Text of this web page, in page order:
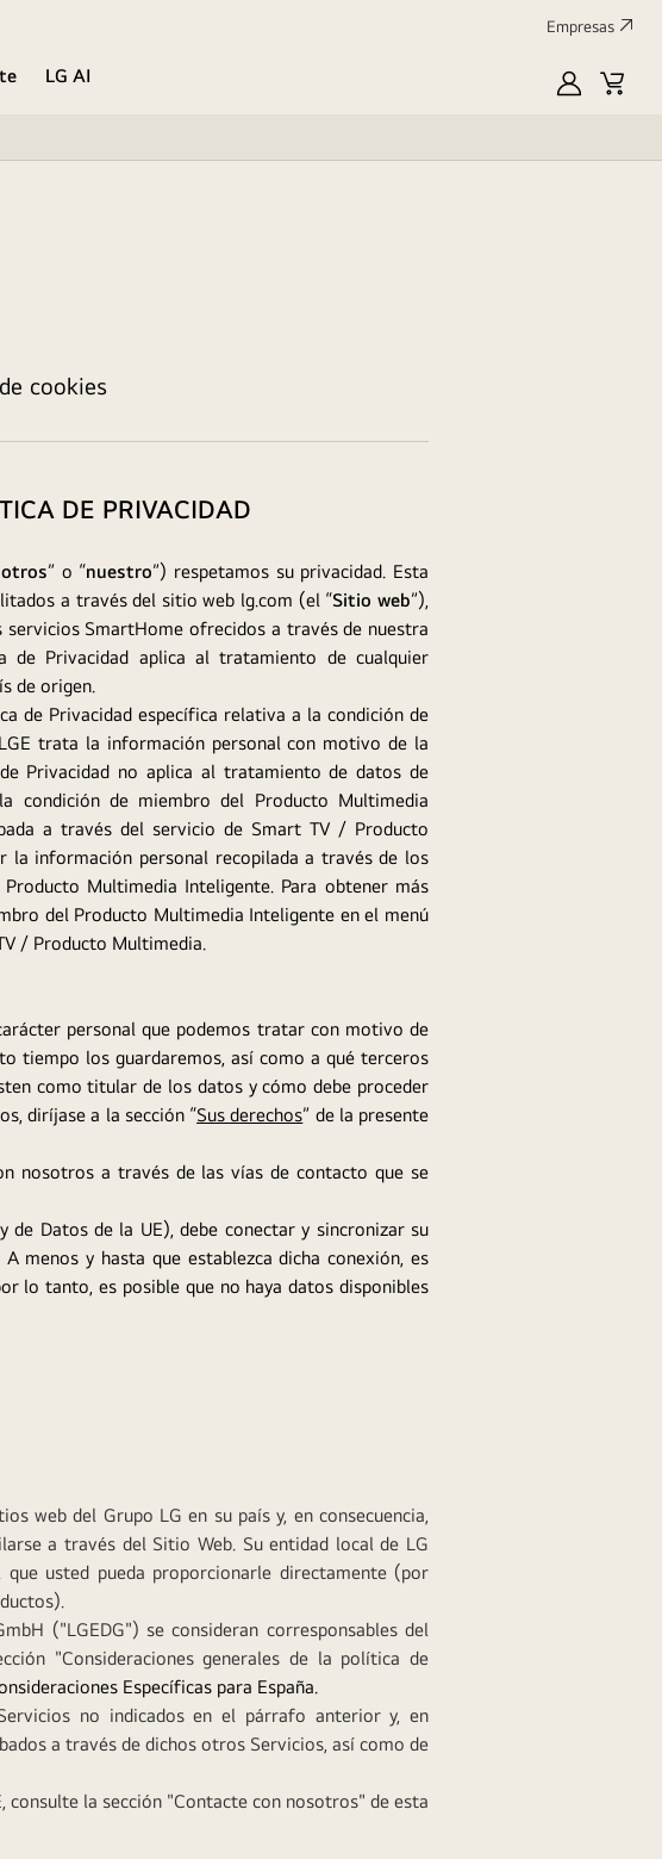
Empresas
LG AI
MyLG
cookies
DE PRIVACIDAD
” o “nuestro”) respetamos su privacidad. Esta
a través del sitio web lg.com (el “Sitio web”),
SmartHome ofrecidos a través de nuestra
de Privacidad aplica al tratamiento de cualquier
de origen.
de Privacidad específica relativa a la condición de
trata la información personal con motivo de la
Privacidad no aplica al tratamiento de datos de
condición de miembro del Producto Multimedia
a través del servicio de Smart TV / Producto
la información personal recopilada a través de los
Multimedia Inteligente. Para obtener más
del Producto Multimedia Inteligente en el menú
/ Producto Multimedia.
personal que podemos tratar con motivo de
tiempo los guardaremos, así como a qué terceros
como titular de los datos y cómo debe proceder
diríjase a la sección “Sus derechos” de la presente
nosotros a través de las vías de contacto que se
Datos de la UE), debe conectar y sincronizar su
menos y hasta que establezca dicha conexión, es
lo tanto, es posible que no haya datos disponibles
web del Grupo LG en su país y, en consecuencia,
a través del Sitio Web. Su entidad local de LG
usted pueda proporcionarle directamente (por
("LGEDG") se consideran corresponsables del
"Consideraciones generales de la política de
Específicas para España.
no indicados en el párrafo anterior y, en
a través de dichos otros Servicios, así como de
la sección "Contacte con nosotros" de esta